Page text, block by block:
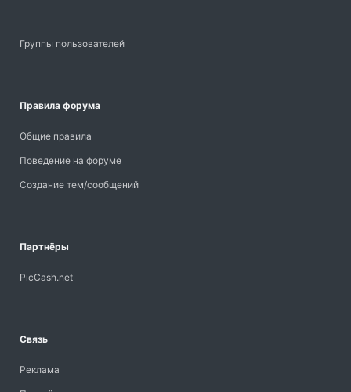
Группы пользователей
Правила форума
Общие правила
Поведение на форуме
Создание тем/сообщений
Партнёры
PicCash.net
Связь
Реклама